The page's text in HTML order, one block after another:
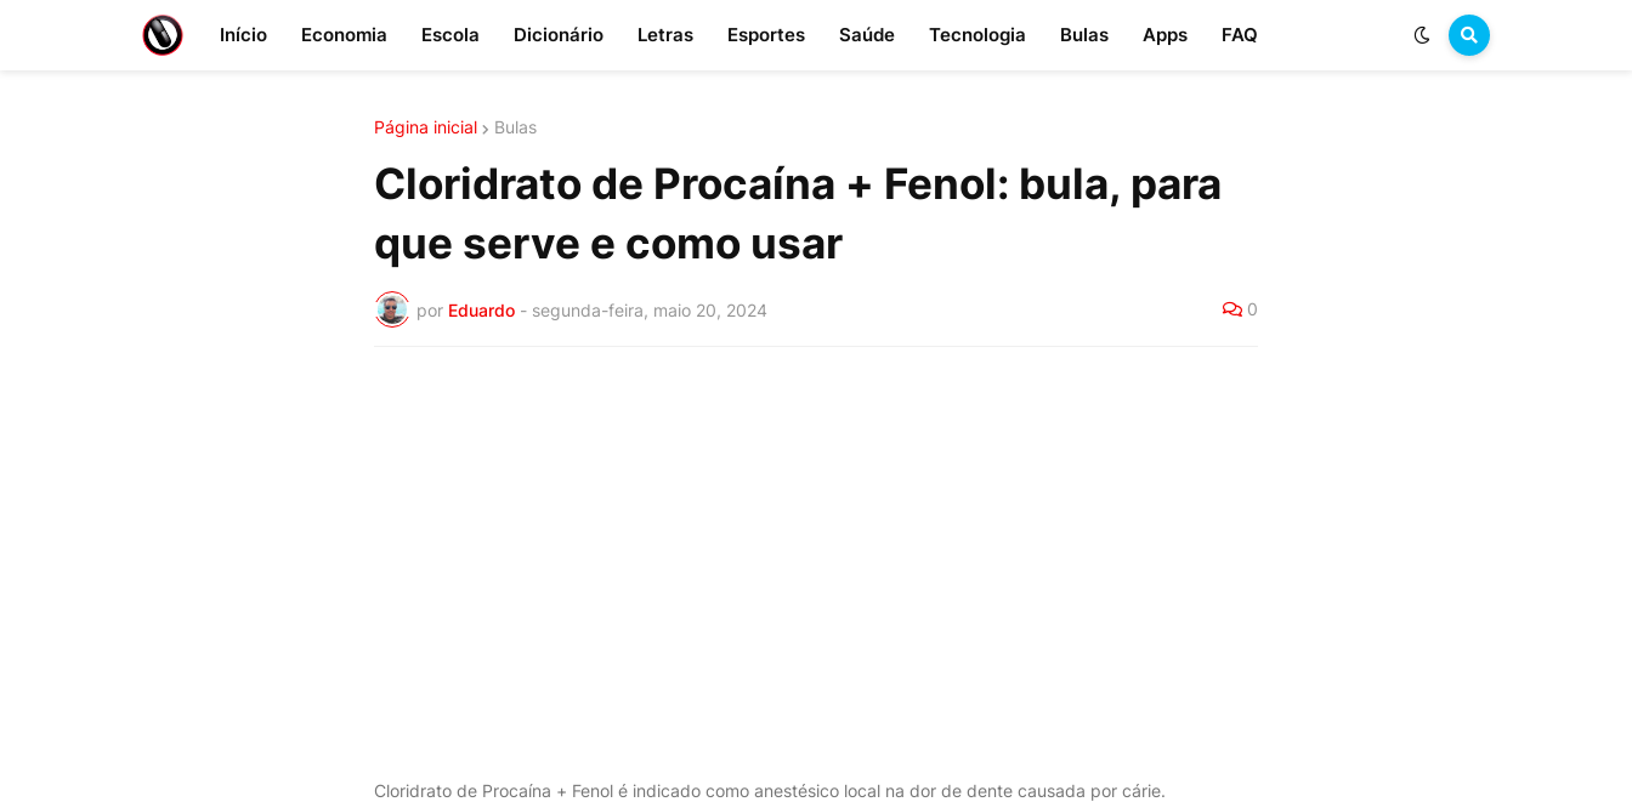
Início Economia Escola Dicionário Letras Esportes Saúde Tecnologia Bulas Apps FAQ
Página inicial Bulas
Cloridrato de Procaína + Fenol: bula, para
que serve e como usar
por Eduardo - segunda-feira, maio 20, 2024 0
Cloridrato de Procaína + Fenol é indicado como anestésico local na dor de dente causada por cárie.